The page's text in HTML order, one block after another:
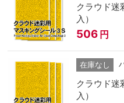
クラウド迷
入）
506 円
在庫なし
クラウド迷
入）